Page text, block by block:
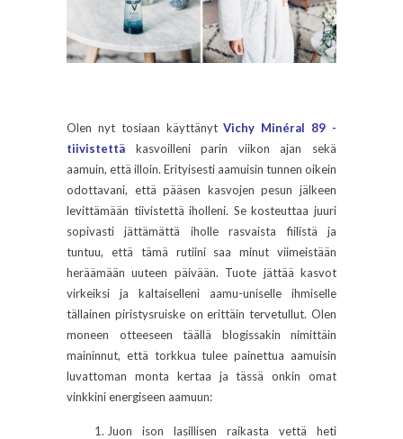
Olen nyt tosiaan käyttänyt Vichy Minéral 89 -
tiivistettä kasvoilleni parin viikon ajan sekä
aamuin, että illoin. Erityisesti aamuisin tunnen oikein
odottavani, että pääsen kasvojen pesun jälkeen
levittämään tiivistettä iholleni. Se kosteuttaa juuri
sopivasti jättämättä iholle rasvaista fiilistä ja
tuntuu, että tämä rutiini saa minut viimeistään
heräämään uuteen päivään. Tuote jättää kasvot
virkeiksi ja kaltaiselleni aamu-uniselle ihmiselle
tällainen piristysruiske on erittäin tervetullut. Olen
moneen otteeseen täällä blogissakin nimittäin
maininnut, että torkkua tulee painettua aamuisin
luvattoman monta kertaa ja tässä onkin omat
vinkkini energiseen aamuun:
Juon ison lasillisen raikasta vettä heti